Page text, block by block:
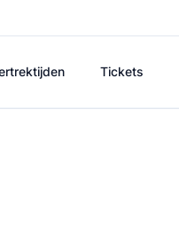
Tickets